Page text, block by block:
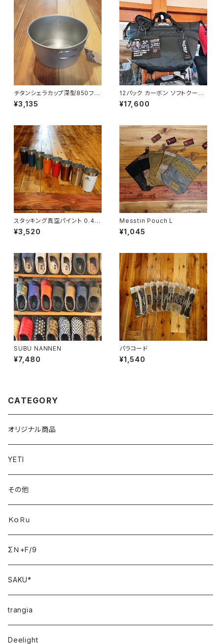
チタンシェラカップ深型850フォ
ールドハンドル(メモリ付)
¥3,135
12パック カーボン ソフトクーラ
ー
¥17,600
スタッキング真空パイント 0.47
L
¥3,520
Messtin Pouch L
¥1,045
SUBU NANNEN
¥7,480
パラコード
¥1,540
CATEGORY
オリジナル商品
YETI
その他
ＫｏＲｕ
ΣＮ+F/9
SAKU*
trangia
Deelight